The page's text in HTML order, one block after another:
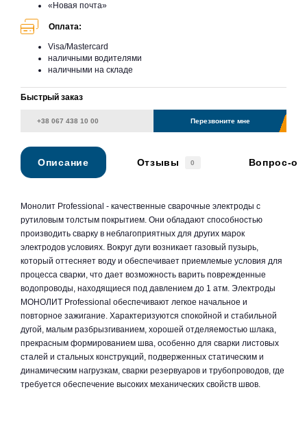
«Новая почта»
Оплата:
Visa/Mastercard
наличными водителями
наличными на складе
Быстрый заказ
Перезвоните мне
Описание Отзывы 0 Вопрос-
Монолит Professional - качественные сварочные электроды с
рутиловым толстым покрытием. Они обладают способностью
производить сварку в неблагоприятных для других марок
электродов условиях. Вокруг дуги возникает газовый пузырь,
который оттесняет воду и обеспечивает приемлемые условия для
процесса сварки, что дает возможность варить поврежденные
водопроводы, находящиеся под давлением до 1 атм. Электроды
МОНОЛИТ Professional обеспечивают легкое начальное и
повторное зажигание. Характеризуются спокойной и стабильной
дугой, малым разбрызгиванием, хорошей отделяемостью шлака,
прекрасным формированием шва, особенно для сварки листовых
сталей и стальных конструкций, подверженных статическим и
динамическим нагрузкам, сварки резервуаров и трубопроводов, где
требуется обеспечение высоких механических свойств швов.